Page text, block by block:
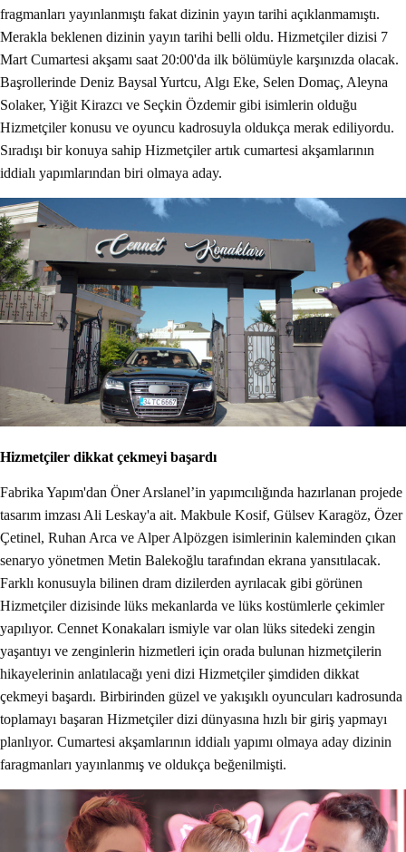
fragmanları yayınlanmıştı fakat dizinin yayın tarihi açıklanmamıştı.
Merakla beklenen dizinin yayın tarihi belli oldu. Hizmetçiler dizisi 7
Mart Cumartesi akşamı saat 20:00'da ilk bölümüyle karşınızda olacak.
Başrollerinde Deniz Baysal Yurtcu, Algı Eke, Selen Domaç, Aleyna
Solaker, Yiğit Kirazcı ve Seçkin Özdemir gibi isimlerin olduğu
Hizmetçiler konusu ve oyuncu kadrosuyla oldukça merak ediliyordu.
Sıradışı bir konuya sahip Hizmetçiler artık cumartesi akşamlarının
iddialı yapımlarından biri olmaya aday.
Hizmetçiler dikkat çekmeyi başardı
Fabrika Yapım'dan Öner Arslanel’in yapımcılığında hazırlanan projede
tasarım imzası Ali Leskay'a ait. Makbule Kosif, Gülsev Karagöz, Özer
Çetinel, Ruhan Arca ve Alper Alpözgen isimlerinin kaleminden çıkan
senaryo yönetmen Metin Balekoğlu tarafından ekrana yansıtılacak.
Farklı konusuyla bilinen dram dizilerden ayrılacak gibi görünen
Hizmetçiler dizisinde lüks mekanlarda ve lüks kostümlerle çekimler
yapılıyor. Cennet Konakaları ismiyle var olan lüks sitedeki zengin
yaşantıyı ve zenginlerin hizmetleri için orada bulunan hizmetçilerin
hikayelerinin anlatılacağı yeni dizi Hizmetçiler şimdiden dikkat
çekmeyi başardı. Birbirinden güzel ve yakışıklı oyuncuları kadrosunda
toplamayı başaran Hizmetçiler dizi dünyasına hızlı bir giriş yapmayı
planlıyor. Cumartesi akşamlarının iddialı yapımı olmaya aday dizinin
faragmanları yayınlanmış ve oldukça beğenilmişti.